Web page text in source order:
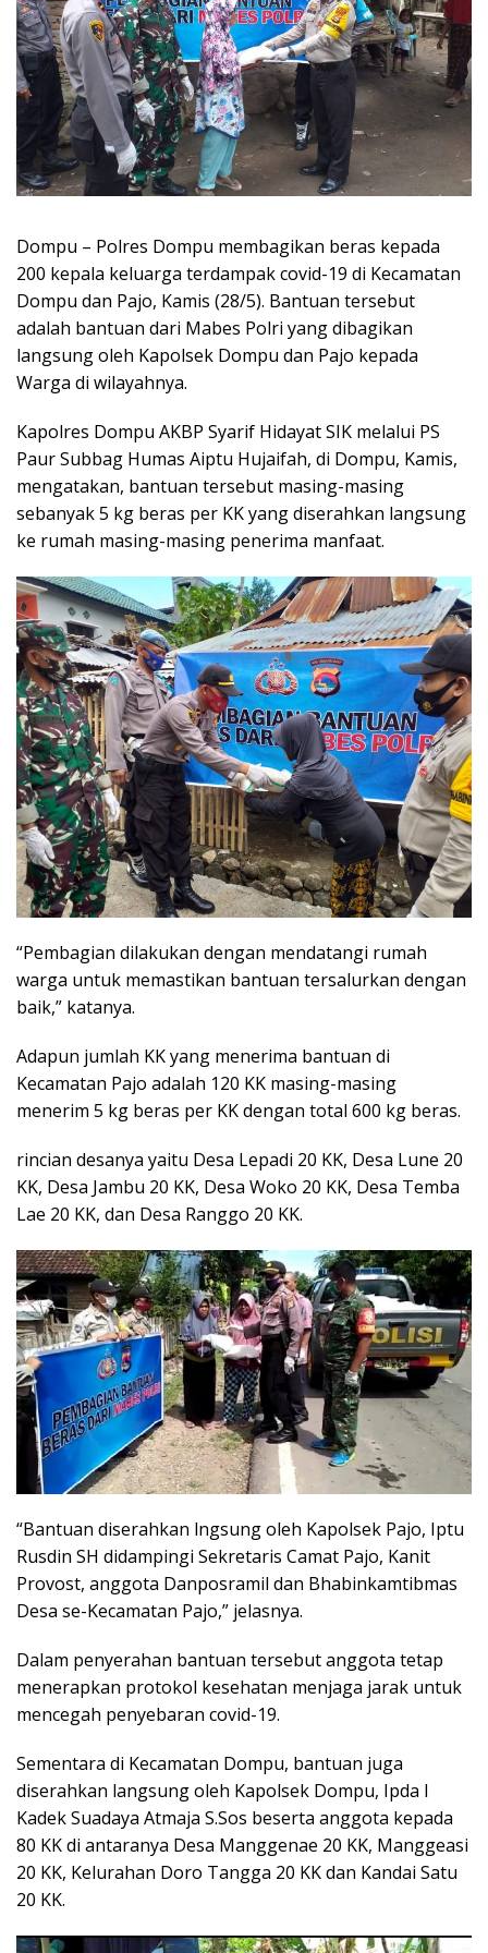
Dompu – Polres Dompu membagikan beras kepada
200 kepala keluarga terdampak covid-19 di Kecamatan
Dompu dan Pajo, Kamis (28/5). Bantuan tersebut
adalah bantuan dari Mabes Polri yang dibagikan
langsung oleh Kapolsek Dompu dan Pajo kepada
Warga di wilayahnya.
Kapolres Dompu AKBP Syarif Hidayat SIK melalui PS
Paur Subbag Humas Aiptu Hujaifah, di Dompu, Kamis,
mengatakan, bantuan tersebut masing-masing
sebanyak 5 kg beras per KK yang diserahkan langsung
ke rumah masing-masing penerima manfaat.
“Pembagian dilakukan dengan mendatangi rumah
warga untuk memastikan bantuan tersalurkan dengan
baik,” katanya.
Adapun jumlah KK yang menerima bantuan di
Kecamatan Pajo adalah 120 KK masing-masing
menerim 5 kg beras per KK dengan total 600 kg beras.
rincian desanya yaitu Desa Lepadi 20 KK, Desa Lune 20
KK, Desa Jambu 20 KK, Desa Woko 20 KK, Desa Temba
Lae 20 KK, dan Desa Ranggo 20 KK.
“Bantuan diserahkan lngsung oleh Kapolsek Pajo, Iptu
Rusdin SH didampingi Sekretaris Camat Pajo, Kanit
Provost, anggota Danposramil dan Bhabinkamtibmas
Desa se-Kecamatan Pajo,” jelasnya.
Dalam penyerahan bantuan tersebut anggota tetap
menerapkan protokol kesehatan menjaga jarak untuk
mencegah penyebaran covid-19.
Sementara di Kecamatan Dompu, bantuan juga
diserahkan langsung oleh Kapolsek Dompu, Ipda I
Kadek Suadaya Atmaja S.Sos beserta anggota kepada
80 KK di antaranya Desa Manggenae 20 KK, Manggeasi
20 KK, Kelurahan Doro Tangga 20 KK dan Kandai Satu
20 KK.